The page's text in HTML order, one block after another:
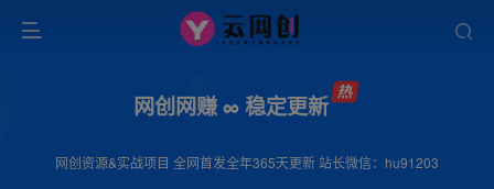
网创网赚 ∞ 稳定更新
网创资源&实战项目 全网首发全年365天更新 站长微信：hu91203